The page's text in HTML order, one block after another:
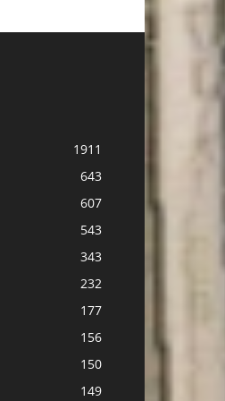
1911
643
607
543
343
232
177
156
150
149